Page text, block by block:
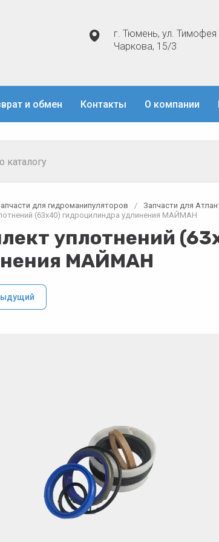
г. Тюмень, ул. Тимофея
Чаркова, 15/3
и обмен Контакты О компании
для гидроманипуляторов / Запчасти для
(63х40) гидроцилиндра удлинения МАЙМАН
уплотнений
МАЙМАН